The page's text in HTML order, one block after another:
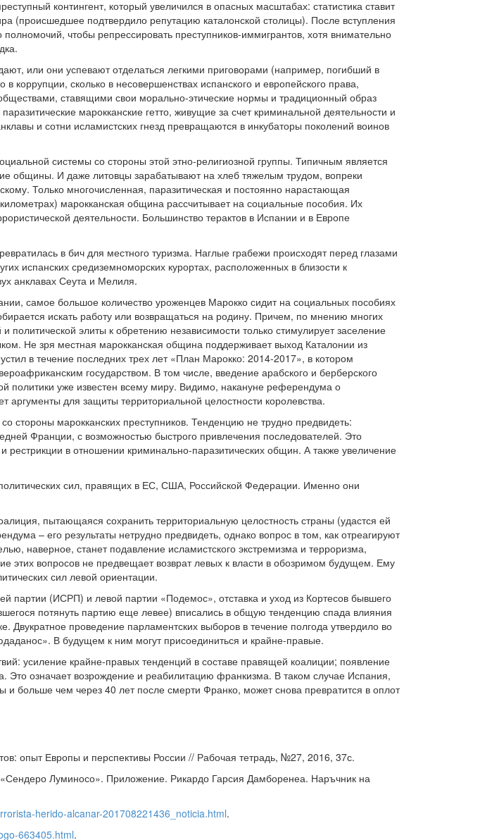
контингент, который увеличился в опасных масштабах: статистика ставит
(происшедшее подтвердило репутацию каталонской столицы). После вступления
чтобы репрессировать преступников-иммигрантов, хотя внимательно
или они успевают отделаться легкими приговорами (например, погибший в
сколько в несовершенствах испанского и европейского права,
ставящими свои морально-этические нормы и традиционный образ
марокканские гетто, живущие за счет криминальной деятельности и
и сотни исламистских гнезд превращаются в инкубаторы поколений воинов
системы со стороны этой этно-религиозной группы. Типичным является
общины. И даже литовцы зарабатывают на хлеб тяжелым трудом, вопреки
Только многочисленная, паразитическая и постоянно нарастающая
марокканская община рассчитывает на социальные пособия. Их
деятельности. Большинство терактов в Испании и в Европе
в бич для местного туризма. Наглые грабежи происходят перед глазами
испанских средиземноморских курортах, расположенных в близости к
анклавах Сеута и Мелиля.
самое большое количество уроженцев Марокко сидит на социальных пособиях
искать работу или возвращаться на родину. Причем, по мнению многих
и политической элиты к обретению независимости только стимулирует заселение
Не зря местная марокканская община поддерживает выход Каталонии из
в течение последних трех лет «План Марокко: 2014-2017», в котором
государством. В том числе, введение арабского и берберского
политики уже известен всему миру. Видимо, накануне референдума о
аргументы для защиты территориальной целостности королевства.
стороны марокканских преступников. Тенденцию не трудно предвидеть:
Франции, с возможностью быстрого привлечения последователей. Это
в отношении криминально-паразитических общин. А также увеличение
сил, правящих в ЕС, США, Российской Федерации. Именно они
пытающаяся сохранить территориальную целостность страны (удастся ей
– его результаты нетрудно предвидеть, однако вопрос в том, как отреагируют
наверное, станет подавление исламистского экстремизма и терроризма,
этих вопросов не предвещает возврат левых к власти в обозримом будущем. Ему
сил левой ориентации.
партии (ИСРП) и левой партии «Подемос», отставка и уход из Кортесов бывшего
потянуть партию еще левее) вписались в общую тенденцию спада влияния
проведение парламентских выборов в течение полгода утвердило во
В будущем к ним могут присоединиться и крайне-правые.
усиление крайне-правых тенденций в составе правящей коалиции; появление
Это означает возрождение и реабилитацию франкизма. В таком случае Испания,
и больше чем через 40 лет после смерти Франко, может снова превратится в оплот
опыт Европы и перспективы России // Рабочая тетрадь, №27, 2016, 37с.
Луминосо». Приложение. Рикардо Гарсия Дамборенеа. Наръчник на
herido-alcanar-201708221436_noticia.html.
663405.html.